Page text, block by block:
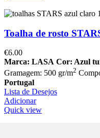
Toalha de rosto
€6.00
Marca: LASA Cor: Azul
Gramagem: 500 gr/m2
Portugal
Lista de Desejos
Adicionar
Quick view